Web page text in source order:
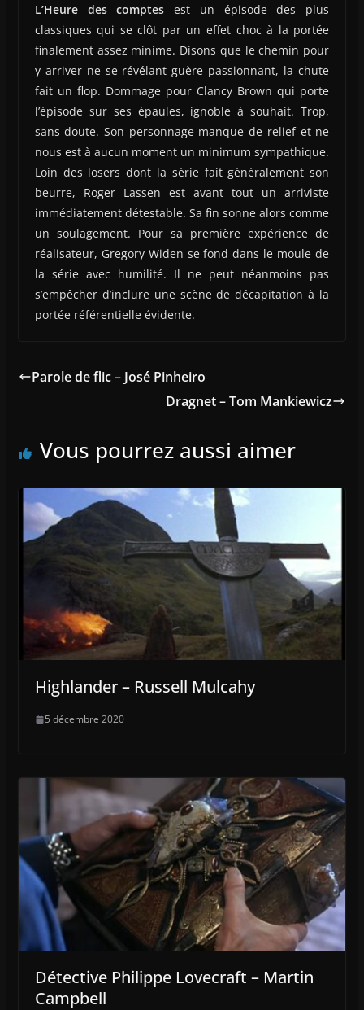
L’Heure des comptes est un épisode des plus
classiques qui se clôt par un effet choc à la portée
finalement assez minime. Disons que le chemin pour
y arriver ne se révélant guère passionnant, la chute
fait un flop. Dommage pour Clancy Brown qui porte
l’épisode sur ses épaules, ignoble à souhait. Trop,
sans doute. Son personnage manque de relief et ne
nous est à aucun moment un minimum sympathique.
Loin des losers dont la série fait généralement son
beurre, Roger Lassen est avant tout un arriviste
immédiatement détestable. Sa fin sonne alors comme
un soulagement. Pour sa première expérience de
réalisateur, Gregory Widen se fond dans le moule de
la série avec humilité. Il ne peut néanmoins pas
s’empêcher d’inclure une scène de décapitation à la
portée référentielle évidente.
Parole de flic – José Pinheiro
Dragnet – Tom Mankiewicz
Vous pourrez aussi aimer
Highlander – Russell Mulcahy
5 décembre 2020
Détective Philippe Lovecraft – Martin
Campbell